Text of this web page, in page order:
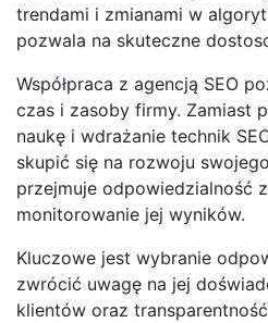
trendami i zmianami w
pozwala na skuteczne
Współpraca z agencją SEO
czas i zasoby firmy. Zamiast
naukę i wdrażanie technik
skupić się na rozwoju
przejmuje odpowiedzialność
monitorowanie jej wyników.
Kluczowe jest wybranie
zwrócić uwagę na jej
klientów oraz